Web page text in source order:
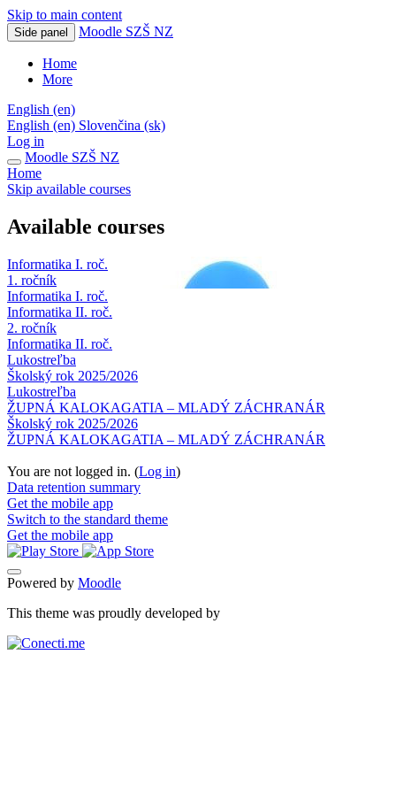
Skip to main content
Side panel Moodle SZŠ NZ
Home
More
English ‎(en)‎
English ‎(en)‎ Slovenčina ‎(sk)‎
Log in
Moodle SZŠ NZ
Home
Skip available courses
Available courses
Informatika I. roč.
1. ročník
Informatika I. roč.
Informatika II. roč.
2. ročník
Informatika II. roč.
Lukostreľba
Školský rok 2025/2026
Lukostreľba
ŽUPNÁ KALOKAGATIA – MLADÝ ZÁCHRANÁR
Školský rok 2025/2026
ŽUPNÁ KALOKAGATIA – MLADÝ ZÁCHRANÁR
You are not logged in. (Log in)
Data retention summary
Get the mobile app
Switch to the standard theme
Get the mobile app
Powered by Moodle
This theme was proudly developed by